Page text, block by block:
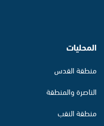
المحليات
منطقة القدس
الناصرة والمنطقة
منطقة النقب